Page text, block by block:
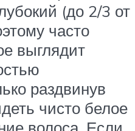
(до 2/3 от
часто
выглядит
раздвинув
чисто белое